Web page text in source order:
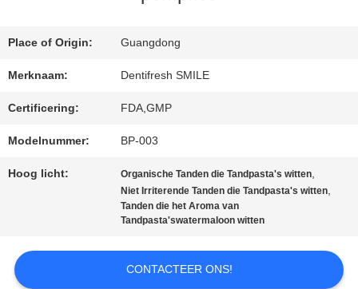
KWALITEITSCONTROLE
CONTACTEER
ONS
EEN
Place of Origin: Guangdong
Merknaam: Dentifresh SMILE
Certificering: FDA,GMP
Modelnummer: BP-003
Hoog licht: Organische Tanden die Tandpasta's witten,
Niet Irriterende Tanden die Tandpasta's witten,
Tanden die het Aroma van
Tandpasta'swatermaloon witten
CONTACTEER ONS!